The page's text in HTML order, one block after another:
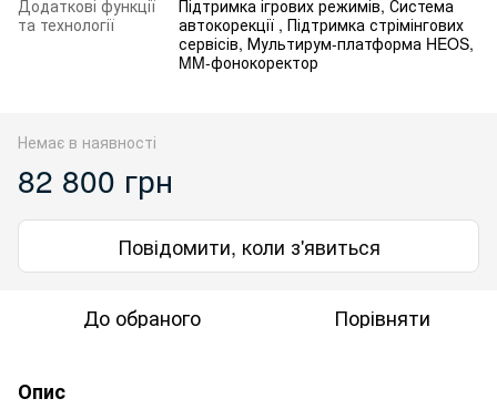
Додаткові функції
та технології
Підтримка ігрових режимів, Система
автокорекції , Підтримка стрімінгових
сервісів, Мультирум-платформа HEOS,
MM-фонокоректор
Немає в наявності
82 800 грн
Повідомити, коли з'явиться
До обраного Порівняти
Опис